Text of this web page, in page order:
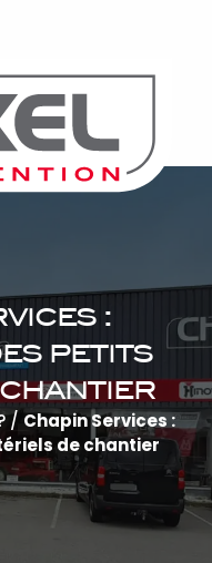
:
petits
chantier
/ Chapin Services :
de chantier